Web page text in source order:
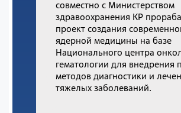
совместно с Министерством
здравоохранения КР
проект создания
ядерной медицины на базе
Национального центра
гематологии для внедрения
методов диагностики и
тяжелых заболеваний.